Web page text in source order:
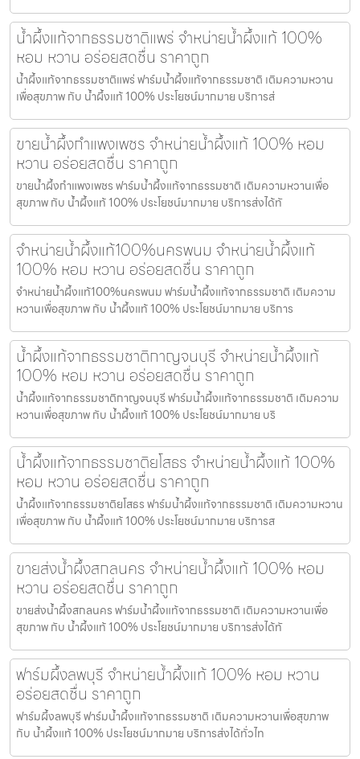
น้ำผึ้งแท้จากธรรมชาติแพร่ จำหน่ายน้ำผึ้งแท้ 100%
หอม หวาน อร่อยสดชื่น ราคาถูก
น้ำผึ้งแท้จากธรรมชาติแพร่ ฟาร์มน้ำผึ้งแท้จากธรรมชาติ เติมความหวาน
เพื่อสุขภาพ กับ น้ำผึ้งแท้ 100% ประโยชน์มากมาย บริการส่
ขายน้ำผึ้งกำแพงเพชร จำหน่ายน้ำผึ้งแท้ 100% หอม
หวาน อร่อยสดชื่น ราคาถูก
ขายน้ำผึ้งกำแพงเพชร ฟาร์มน้ำผึ้งแท้จากธรรมชาติ เติมความหวานเพื่อ
สุขภาพ กับ น้ำผึ้งแท้ 100% ประโยชน์มากมาย บริการส่งได้ทั
จำหน่ายน้ำผึ้งแท้100%นครพนม จำหน่ายน้ำผึ้งแท้
100% หอม หวาน อร่อยสดชื่น ราคาถูก
จำหน่ายน้ำผึ้งแท้100%นครพนม ฟาร์มน้ำผึ้งแท้จากธรรมชาติ เติมความ
หวานเพื่อสุขภาพ กับ น้ำผึ้งแท้ 100% ประโยชน์มากมาย บริการ
น้ำผึ้งแท้จากธรรมชาติกาญจนบุรี จำหน่ายน้ำผึ้งแท้
100% หอม หวาน อร่อยสดชื่น ราคาถูก
น้ำผึ้งแท้จากธรรมชาติกาญจนบุรี ฟาร์มน้ำผึ้งแท้จากธรรมชาติ เติมความ
หวานเพื่อสุขภาพ กับ น้ำผึ้งแท้ 100% ประโยชน์มากมาย บริ
น้ำผึ้งแท้จากธรรมชาติยโสธร จำหน่ายน้ำผึ้งแท้ 100%
หอม หวาน อร่อยสดชื่น ราคาถูก
น้ำผึ้งแท้จากธรรมชาติยโสธร ฟาร์มน้ำผึ้งแท้จากธรรมชาติ เติมความหวาน
เพื่อสุขภาพ กับ น้ำผึ้งแท้ 100% ประโยชน์มากมาย บริการส
ขายส่งน้ำผึ้งสกลนคร จำหน่ายน้ำผึ้งแท้ 100% หอม
หวาน อร่อยสดชื่น ราคาถูก
ขายส่งน้ำผึ้งสกลนคร ฟาร์มน้ำผึ้งแท้จากธรรมชาติ เติมความหวานเพื่อ
สุขภาพ กับ น้ำผึ้งแท้ 100% ประโยชน์มากมาย บริการส่งได้ทั
ฟาร์มผึ้งลพบุรี จำหน่ายน้ำผึ้งแท้ 100% หอม หวาน
อร่อยสดชื่น ราคาถูก
ฟาร์มผึ้งลพบุรี ฟาร์มน้ำผึ้งแท้จากธรรมชาติ เติมความหวานเพื่อสุขภาพ
กับ น้ำผึ้งแท้ 100% ประโยชน์มากมาย บริการส่งได้ทั่วไท